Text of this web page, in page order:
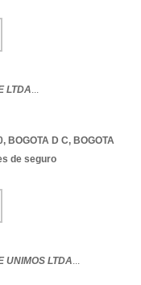
LTDA...
, BOGOTA D C, BOGOTA
de seguro
UNIMOS LTDA...